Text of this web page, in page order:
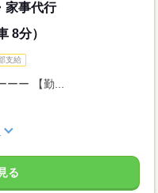
家事代行
8分）
支給
ー 【勤...
る